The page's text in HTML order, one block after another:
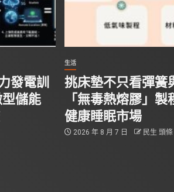
發電訓
儲能
生活
挑床墊不只看彈簧
「無毒熱熔膠」
健康睡眠市場
2026 年 8 月 7 日 民生 頭條